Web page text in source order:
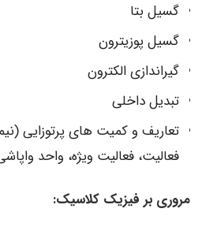
گسیل بتا
گسیل پوزیترون
گیراندازی الکترون
تبدیل داخلی
تعاریف و کمیت های پرتوزایی
فعالیت، فعالیت ویژه، واحد
مروری بر فیزیک کلاسیک: